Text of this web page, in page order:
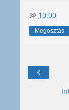
@ 10:00
Megosztás
‹